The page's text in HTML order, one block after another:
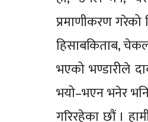
प्रमाणीकरण गरेको
हिसाबकिताब,
भएको भण्डारीले
भयो–भएन भनेर
गरिरहेका छौं ।